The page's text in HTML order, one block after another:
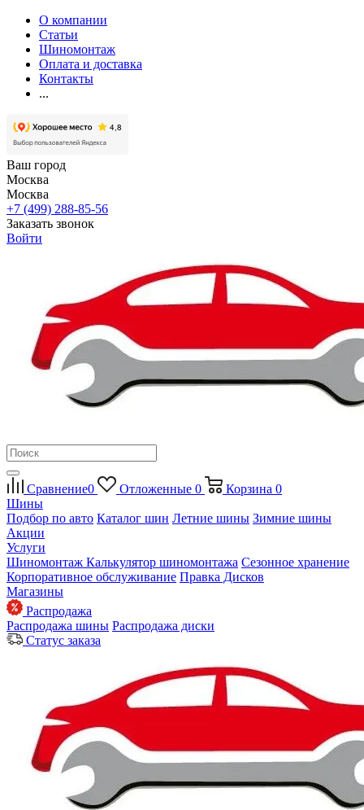
О компании
Статьи
Шиномонтаж
Оплата и доставка
Контакты
...
Ваш город
Москва
Москва
+7 (499) 288-85-56
Заказать звонок
Войти
Сравнение0 Отложенные 0 Корзина 0
Шины
Подбор по авто Каталог шин Летние шины Зимние шины
Акции
Услуги
Шиномонтаж Калькулятор шиномонтажа Сезонное хранение
Корпоративное обслуживание Правка Дисков
Магазины
Распродажа
Распродажа шины Распродажа диски
Статус заказа